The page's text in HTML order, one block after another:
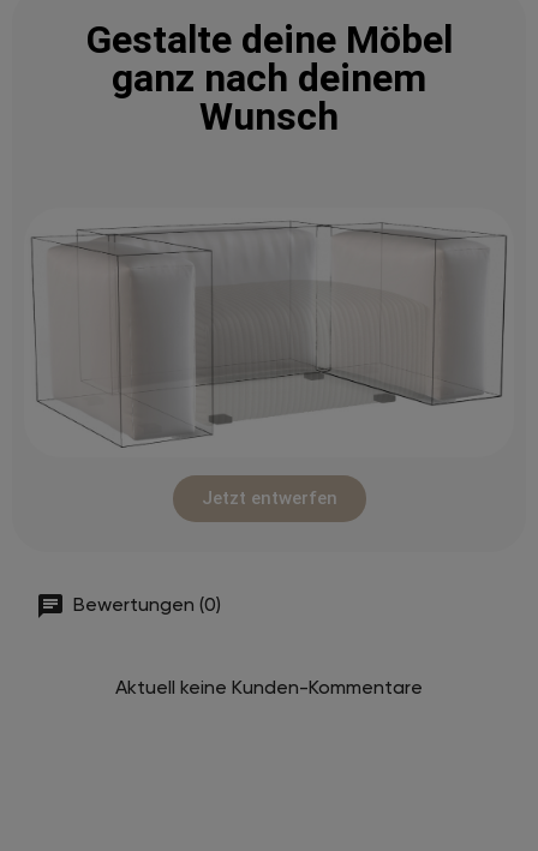
Gestalte deine Möbel
ganz nach deinem
Wunsch
Jetzt entwerfen
Bewertungen (0)
Aktuell keine Kunden-Kommentare